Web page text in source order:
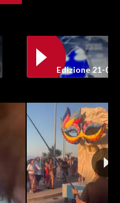
Edizione 21-05-